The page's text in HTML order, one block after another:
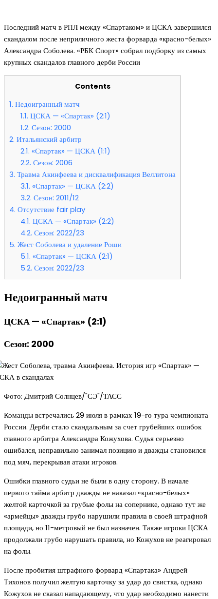
Последний матч в РПЛ между «Спартаком» и ЦСКА завершился
скандалом после неприличного жеста форварда «красно-белых»
Александра Соболева. «РБК Спорт» собрал подборку из самых
крупных скандалов главного дерби России
Contents
1. Недоигранный матч
1.1. ЦСКА — «Спартак» (2:1)
1.2. Сезон: 2000
2. Итальянский арбитр
2.1. «Спартак» — ЦСКА (1:1)
2.2. Сезон: 2006
3. Травма Акинфеева и дисквалификация Веллитона
3.1. «Спартак» — ЦСКА (2:2)
3.2. Сезон: 2011/12
4. Отсутствие fair play
4.1. ЦСКА — «Спартак» (2:2)
4.2. Сезон: 2022/23
5. Жест Соболева и удаление Роши
5.1. «Спартак» — ЦСКА (2:1)
5.2. Сезон: 2022/23
Недоигранный матч
ЦСКА — «Спартак» (2:1)
Сезон: 2000
Фото: Дмитрий Солнцев/"СЭ"/ТАСС
Команды встречались 29 июля в рамках 19-го тура чемпионата
России. Дерби стало скандальным за счет грубейших ошибок
главного арбитра Александра Кожухова. Судья серьезно
ошибался, неправильно занимал позицию и дважды становился
под мяч, перекрывая атаки игроков.
Ошибки главного судьи не были в одну сторону. В начале
первого тайма арбитр дважды не наказал «красно-белых»
желтой карточкой за грубые фолы на сопернике, однако тут же
«армейцы» дважды грубо нарушили правила в своей штрафной
площади, но 11-метровый не был назначен. Также игроки ЦСКА
продолжали грубо нарушать правила, но Кожухов не реагировал
на фолы.
После пробития штрафного форвард «Спартака» Андрей
Тихонов получил желтую карточку за удар до свистка, однако
Кожухов не сказал нападающему, что удар необходимо нанести